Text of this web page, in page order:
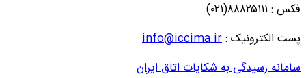
فکس : ۸۸۸۲۵۱۱۱(۰۲۱)
پست الکترونیک :info@iccima.ir
سامانه رسیدگی به شکایات اتاق ایران